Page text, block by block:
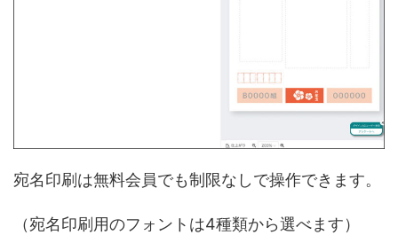
宛名印刷は無料会員でも制限なしで操作できます。
（宛名印刷用のフォントは4種類から選べます）